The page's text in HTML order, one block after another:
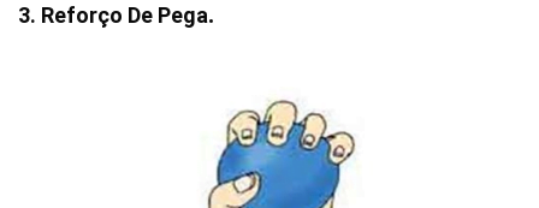
3. Reforço De Pega.